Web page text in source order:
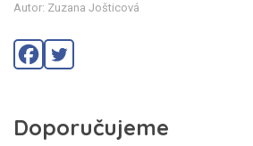
Autor: Zuzana Jošticová